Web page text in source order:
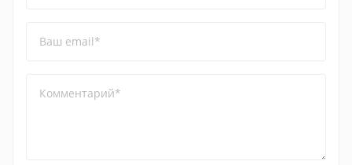
Ваш email*
Комментарий*